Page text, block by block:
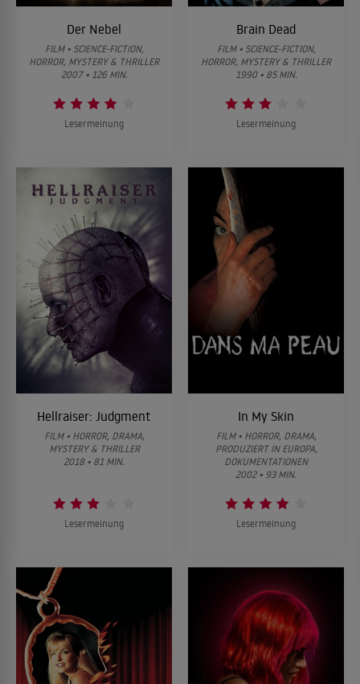
Der Nebel
FILM • SCIENCE-FICTION,
HORROR, MYSTERY & THRILLER
2007 • 126 MIN.
Lesermeinung
Brain Dead
FILM • SCIENCE-FICTION,
HORROR, MYSTERY & THRILLER
1990 • 85 MIN.
Lesermeinung
Hellraiser: Judgment
FILM • HORROR, DRAMA,
MYSTERY & THRILLER
2018 • 81 MIN.
Lesermeinung
In My Skin
FILM • HORROR, DRAMA,
PRODUZIERT IN EUROPA,
DOKUMENTATIONEN
2002 • 93 MIN.
Lesermeinung